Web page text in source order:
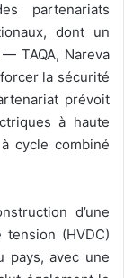
partenariats
dont un
TAQA, Nareva
la sécurité
prévoit
à haute
cycle combiné
d’une
(HVDC)
pays, avec une